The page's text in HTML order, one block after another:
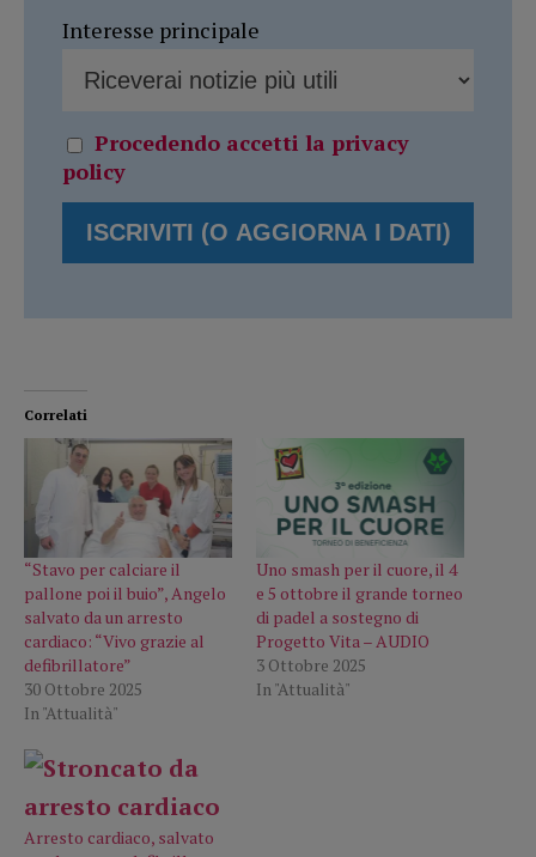
Interesse principale
Procedendo accetti la privacy
policy
Correlati
“Stavo per calciare il
pallone poi il buio”, Angelo
salvato da un arresto
cardiaco: “Vivo grazie al
defibrillatore”
30 Ottobre 2025
In "Attualità"
Uno smash per il cuore, il 4
e 5 ottobre il grande torneo
di padel a sostegno di
Progetto Vita – AUDIO
3 Ottobre 2025
In "Attualità"
Arresto cardiaco, salvato